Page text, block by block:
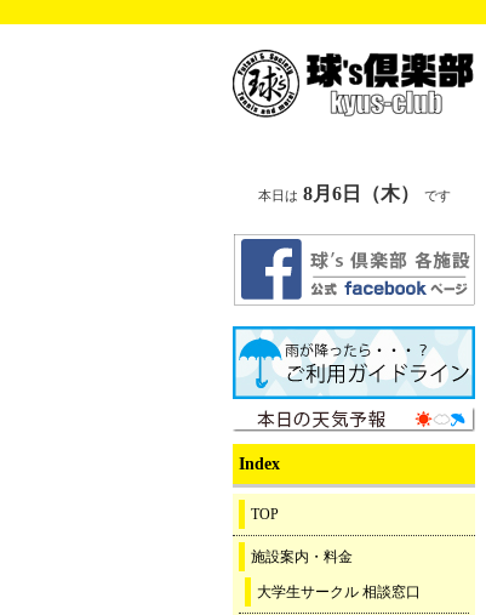
本日は 8月6日（木） です
Index
TOP
施設案内・料金
大学生サークル 相談窓口